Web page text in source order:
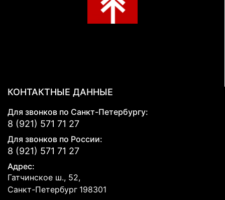
КОНТАКТНЫЕ ДАННЫЕ
Для звонков по Санкт-Петербургу:
8 (921) 571 71 27
Для звонков по России:
8 (921) 571 71 27
Адрес:
Гатчинское ш., 52,
Санкт-Петербург 198301